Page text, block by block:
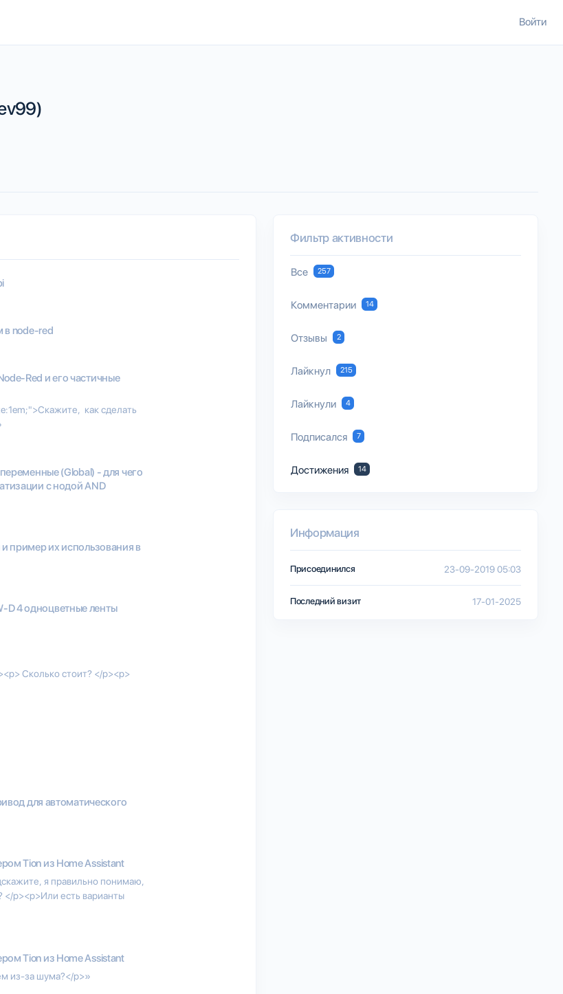
Войти
в node-red
Red и его частичные
как сделать
(Global) - для чего
с нодой AND
пример их использования в
D 4 одноцветные ленты
Сколько стоит? </p><p>
для автоматического
Tion из Home Assistant
я правильно понимаю,
</p><p>Или есть варианты
Tion из Home Assistant
из-за шума?</p>»
Фильтр активности
Все 257
Комментарии 14
Отзывы 2
Лайкнул 215
Лайкнули 4
Подписался 7
Достижения 14
Информация
Присоединился 23-09-2019 05:03
Последний визит 17-01-2025